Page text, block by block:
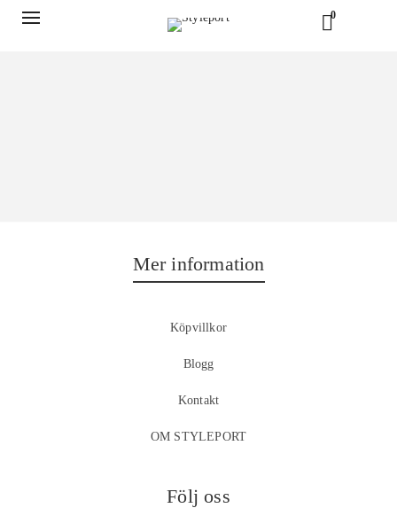
0
Mer information
Köpvillkor
Blogg
Kontakt
OM STYLEPORT
Följ oss